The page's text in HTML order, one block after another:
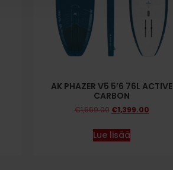
AK PHAZER V5 5’6 76L ACTIVE
CARBON
€1,669.00 €1,399.00
Lue lisää